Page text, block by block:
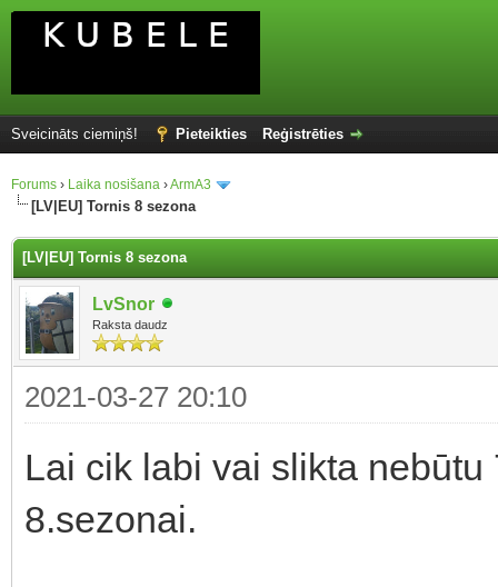
Sveicināts ciemiņš! Pieteikties Reģistrēties
Forums › Laika nosišana ›ArmA3
[LV|EU] Tornis 8 sezona
[LV|EU] Tornis 8 sezona
LvSnor
Raksta daudz
2021-03-27 20:10
Lai cik labi vai slikta
8.sezonai.